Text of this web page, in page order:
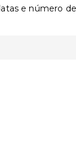
e número